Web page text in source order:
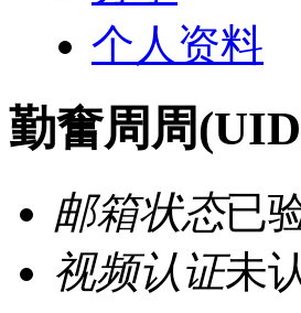
个人资料
勤奮周周
邮箱状态已
视频认证未